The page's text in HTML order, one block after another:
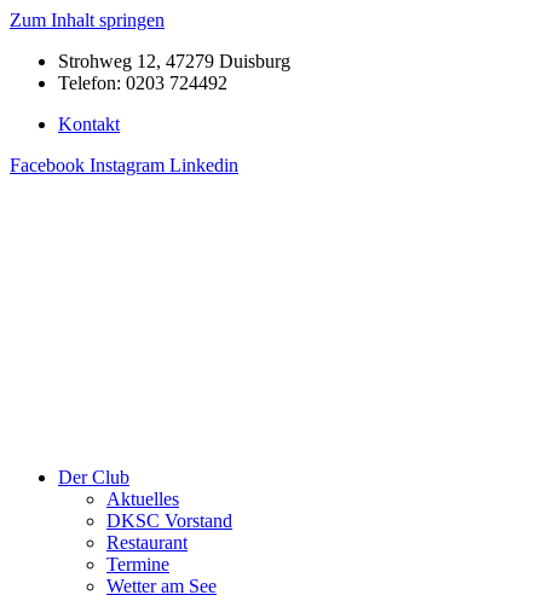
Zum Inhalt springen
Strohweg 12, 47279 Duisburg
Telefon: 0203 724492
Kontakt
Facebook Instagram Linkedin
Der Club
Aktuelles
DKSC Vorstand
Restaurant
Termine
Wetter am See